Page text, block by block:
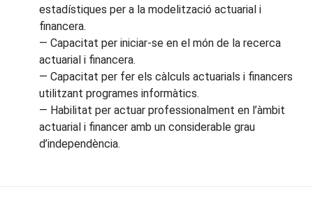
estadístiques per a la modelització actuarial i
financera.
— Capacitat per iniciar-se en el món de la recerca
actuarial i financera.
— Capacitat per fer els càlculs actuarials i financers
utilitzant programes informàtics.
— Habilitat per actuar professionalment en l’àmbit
actuarial i financer amb un considerable grau
d’independència.